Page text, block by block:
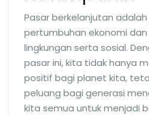
Pasar berkelanjutan
pertumbuhan ekonomi
lingkungan serta sosial.
pasar ini, kita tidak hanya
positif bagi planet kita,
peluang bagi generasi
kita semua untuk menjadi